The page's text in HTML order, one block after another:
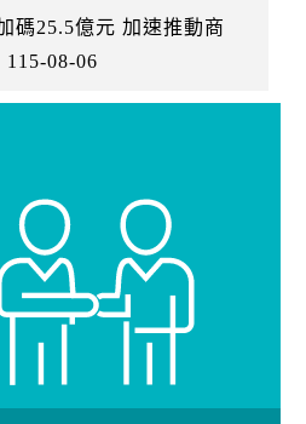
碼25.5億元 加速推動商
115-08-06